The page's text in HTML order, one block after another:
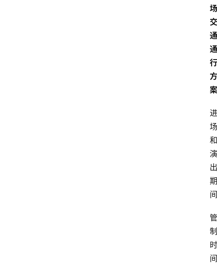
场
交
通
通
行
方
案
进
场
和
演
出
期
间
管
制
时
间